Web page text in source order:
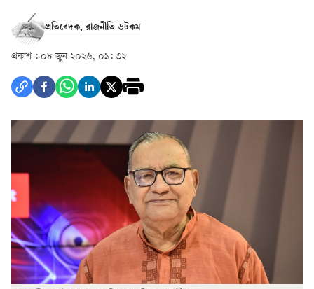
প্রতিবেদক, রাজনীতি ডটকম
প্রকাশ : ০৮ জুন ২০২৬, ০১: ৩২